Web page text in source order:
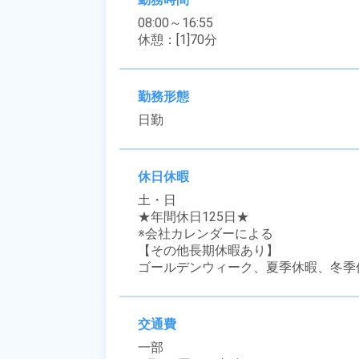
08:00～16:55
休憩：[1]70分
勤務形態
日勤
休日休暇
土・日
★年間休日125日★
※会社カレンダーによる
【その他長期休暇あり】
ゴールデンウィーク、夏季休暇、冬季
交通費
一部